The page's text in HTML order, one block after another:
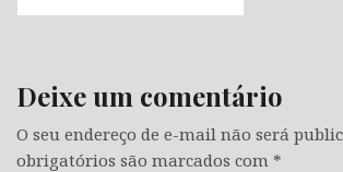
Deixe um comentário
O seu endereço de e-mail não será
obrigatórios são marcados com *